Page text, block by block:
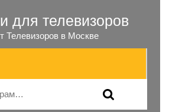
для телевизоров
Телевизоров в Москве